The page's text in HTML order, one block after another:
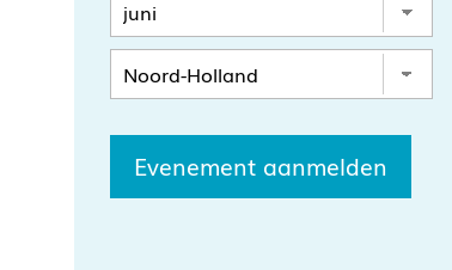
Evenement aanmelden